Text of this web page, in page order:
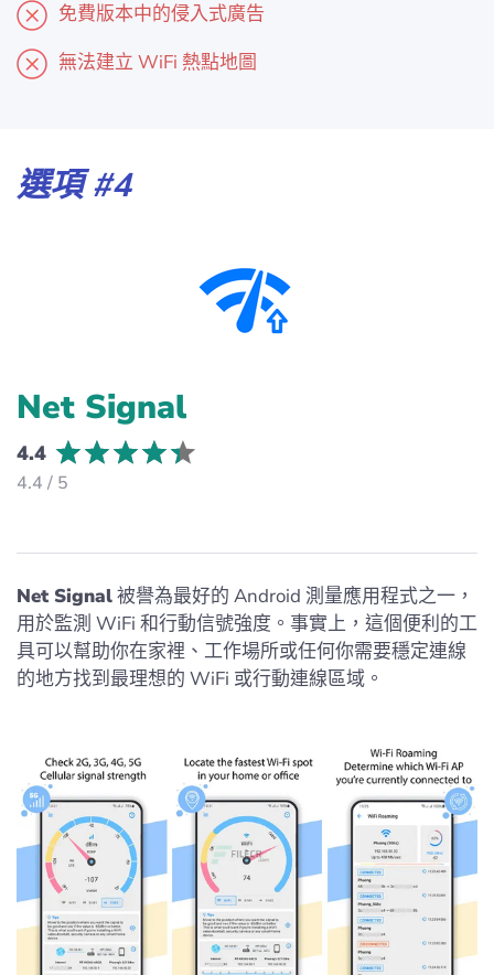
免費版本中的侵入式廣告
無法建立 WiFi 熱點地圖
選項 #4
Net Signal
4.4
4.4 / 5
Net Signal被譽為最好的 Android 測量應用程式之一，
用於監測 WiFi 和行動信號強度。事實上，這個便利的工
具可以幫助你在家裡、工作場所或任何你需要穩定連線
的地方找到最理想的 WiFi 或行動連線區域。